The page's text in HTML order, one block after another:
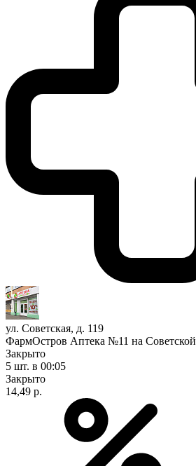
ул. Советская, д. 119
ФармОстров Аптека №11 на Советской
Закрыто
5 шт. в 00:05
Закрыто
14,49 р.